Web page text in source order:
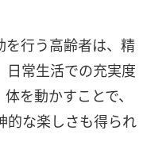
を行う高齢者は、精
日常生活での充実度
を動かすことで、
的な楽しさも得られ